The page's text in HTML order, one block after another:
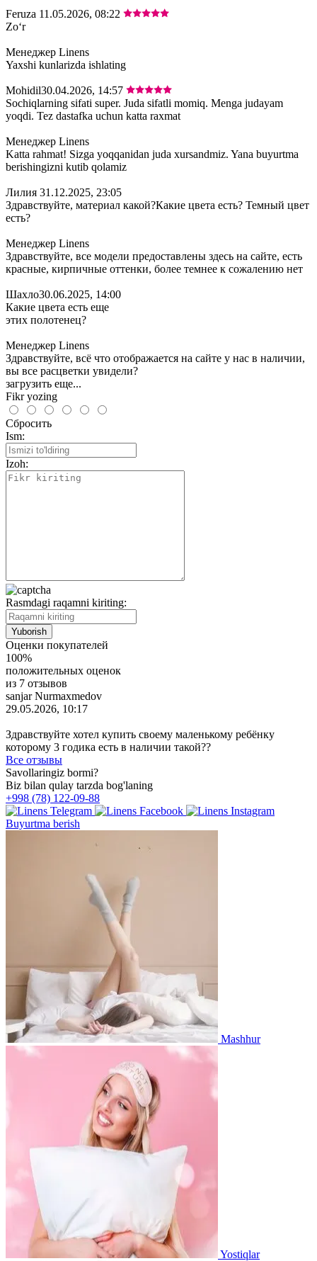
Feruza 11.05.2026, 08:22
Zoʻr
Менеджер Linens
Yaxshi kunlarizda ishlating
Mohidil30.04.2026, 14:57
Sochiqlarning sifati super. Juda sifatli momiq. Menga judayam
yoqdi. Tez dastafka uchun katta raxmat
Менеджер Linens
Katta rahmat! Sizga yoqqanidan juda xursandmiz. Yana buyurtma
berishingizni kutib qolamiz
Лилия 31.12.2025, 23:05
Здравствуйте, материал какой?Какие цвета есть? Темный цвет
есть?
Менеджер Linens
Здравствуйте, все модели предоставлены здесь на сайте, есть
красные, кирпичные оттенки, более темнее к сожалению нет
Шахло30.06.2025, 14:00
Какие цвета есть еще
этих полотенец?
Менеджер Linens
Здравствуйте, всё что отображается на сайте у нас в наличии,
вы все расцветки увидели?
загрузить еще...
Fikr yozing
Сбросить
Ism:
Izoh:
Rasmdagi raqamni kiriting:
Оценки покупателей
100%
положительных оценок
из 7 отзывов
sanjar Nurmaxmedov
29.05.2026, 10:17
Здравствуйте хотел купить своему маленькому ребёнку
которому 3 годика есть в наличии такой??
Все отзывы
Savollaringiz bormi?
Biz bilan qulay tarzda bog'laning
+998 (78) 122-09-88
Buyurtma berish
Mashhur
Yostiqlar